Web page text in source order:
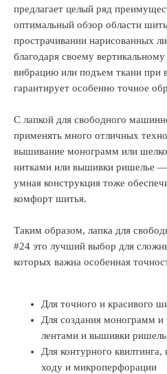
предлагает целый ряд
оптимальный обзор области
прострачивании нарисованных
благодаря своему
вибрацию или подъем ткани при
гарантирует особенно точное
С лапкой для свободного
применять много отличных
вышивание монограмм или
нитками или вышивки ришелье
умная конструкция тоже
комфорт шитья.
Таким образом, лапка для
#24 это лучший выбор для
которых важна особенная
Для точного и красивого
Для создания монограмм
лентами и вышивки
Для контурного
ходу и микроперфорации